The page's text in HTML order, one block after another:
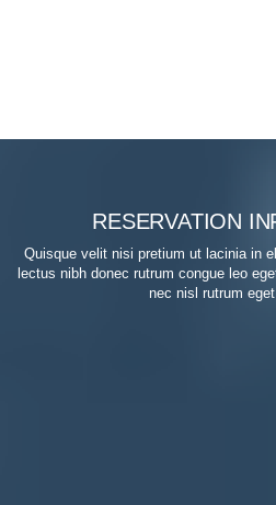
RESERVATION
Quisque velit nisi pretium ut lacinia in
lectus nibh donec rutrum congue leo
nec nisl rutrum